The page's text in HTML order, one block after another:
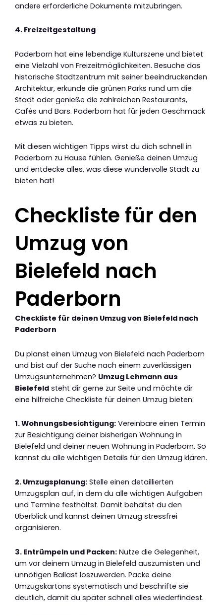
andere erforderliche Dokumente mitzubringen.
4. Freizeitgestaltung
Paderborn hat eine lebendige Kulturszene und bietet
eine Vielzahl von Freizeitmöglichkeiten. Besuche das
historische Stadtzentrum mit seiner beeindruckenden
Architektur, erkunde die grünen Parks rund um die
Stadt oder genieße die zahlreichen Restaurants,
Cafés und Bars. Paderborn hat für jeden Geschmack
etwas zu bieten.
Mit diesen wichtigen Tipps wirst du dich schnell in
Paderborn zu Hause fühlen. Genieße deinen Umzug
und entdecke alles, was diese wundervolle Stadt zu
bieten hat!
Checkliste für den
Umzug von
Bielefeld nach
Paderborn
Checkliste für deinen Umzug von Bielefeld nach
Paderborn
Du planst einen Umzug von Bielefeld nach Paderborn
und bist auf der Suche nach einem zuverlässigen
Umzugsunternehmen? Umzug Lehmann aus
Bielefeld steht dir gerne zur Seite und möchte dir
eine hilfreiche Checkliste für deinen Umzug bieten:
1. Wohnungsbesichtigung: Vereinbare einen Termin
zur Besichtigung deiner bisherigen Wohnung in
Bielefeld und deiner neuen Wohnung in Paderborn. So
kannst du alle wichtigen Details für den Umzug klären.
2. Umzugsplanung: Stelle einen detaillierten
Umzugsplan auf, in dem du alle wichtigen Aufgaben
und Termine festhältst. Damit behältst du den
Überblick und kannst deinen Umzug stressfrei
organisieren.
3. Entrümpeln und Packen: Nutze die Gelegenheit,
um vor deinem Umzug in Bielefeld auszumisten und
unnötigen Ballast loszuwerden. Packe deine
Umzugskartons systematisch und beschrifte sie
deutlich, damit du später schnell alles wiederfindest.